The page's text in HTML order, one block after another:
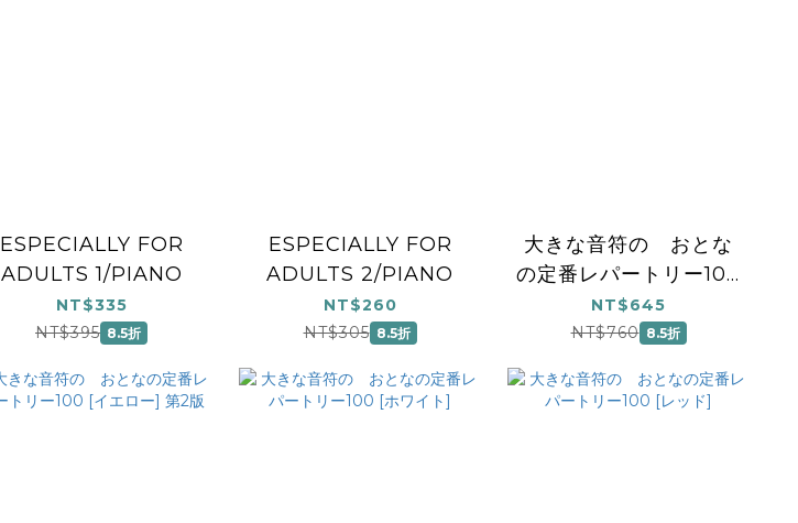
ESPECIALLY FOR
ADULTS 1/PIANO
NT$335
NT$395 8.5折
ESPECIALLY FOR
ADULTS 2/PIANO
NT$260
NT$305 8.5折
大きな音符の おとな
の定番レパートリー100
[グリーン] 第2版
NT$645
NT$760 8.5折